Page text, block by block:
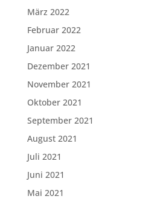
März 2022
Februar 2022
Januar 2022
Dezember 2021
November 2021
Oktober 2021
September 2021
August 2021
Juli 2021
Juni 2021
Mai 2021